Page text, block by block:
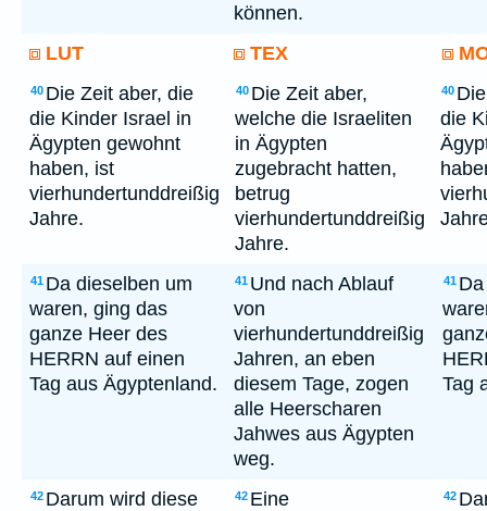
können.
LUT TEX
40 Die Zeit aber, die
die Kinder Israel in
Ägypten gewohnt
haben, ist
vierhundertunddreißig
Jahre.
40 Die Zeit aber,
welche die Israeliten
in Ägypten
zugebracht hatten,
betrug
vierhundertunddreißig
Jahre.
40
die
41 Da dieselben um
waren, ging das
ganze Heer des
HERRN auf einen
Tag aus Ägyptenland.
41 Und nach Ablauf
von
vierhundertunddreißig
Jahren, an eben
diesem Tage, zogen
alle Heerscharen
Jahwes aus Ägypten
weg.
41
Tag
42 Darum wird diese
42 Eine
42